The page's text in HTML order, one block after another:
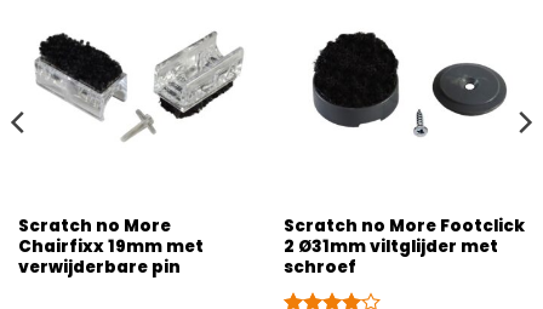
Scratch no More
Chairfixx 19mm met
verwijderbare pin
Scratch no More Footclick
2 Ø31mm viltglijder met
schroef